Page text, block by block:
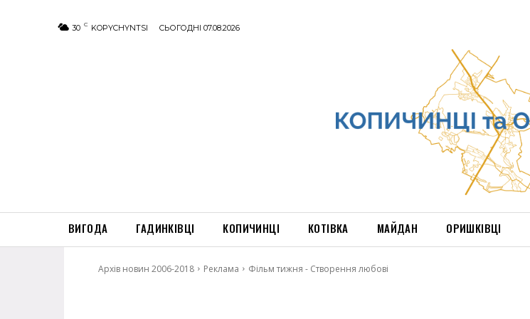
30 C KOPYCHYNTSI СЬОГОДНІ 07.08.2026
ВИГОДА ГАДИНКІВЦІ КОПИЧИНЦІ КОТІВКА МАЙДАН ОРИШКІВЦІ
Архів новин 2006-2018 Реклама Фільм тижня - Створення любові